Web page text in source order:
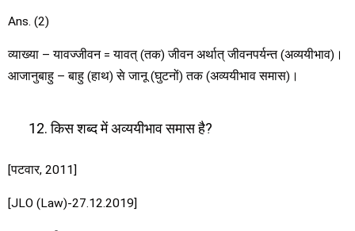
Ans. (2)
व्याख्या – यावज्जीवन = यावत् (तक) जीवन अर्थात् जीवनपर्यन्त (अव्ययीभाव)।
आजानुबाहु – बाहु (हाथ) से जानू (घुटनों) तक (अव्ययीभाव समास)।
किस शब्द में अव्ययीभाव समास है?
[पटवार, 2011]
[JLO (Law)-27.12.2019]